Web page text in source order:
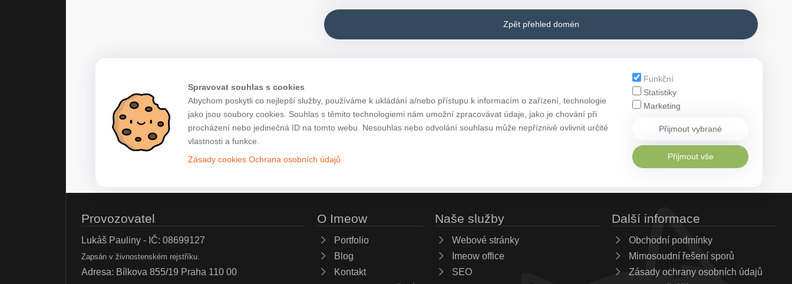
Zpět přehled domén
Spravovat souhlas s cookies
Abychom poskytli co nejlepší služby, používáme k ukládání a/nebo přístupu k informacím o zařízení, technologie
jako jsou soubory cookies. Souhlas s těmito technologiemi nám umožní zpracovávat údaje, jako je chování při
procházení nebo jedinečná ID na tomto webu. Nesouhlas nebo odvolání souhlasu může nepříznivě ovlivnit určité
vlastnosti a funkce.
Zásady cookies Ochrana osobních údajů
Funkční
Statistiky
Marketing
Přijmout vybrané
Přijmout vše
Provozovatel
Lukáš Pauliny - IČ: 08699127
Zapsán v živnostenském rejstříku.
Adresa: Bílkova 855/19 Praha 110 00
O Imeow
Portfolio
Blog
Kontakt
Naše služby
Webové stránky
Imeow office
SEO
Další informace
Obchodní podmínky
Mimosoudní řešení sporů
Zásady ochrany osobních údajů